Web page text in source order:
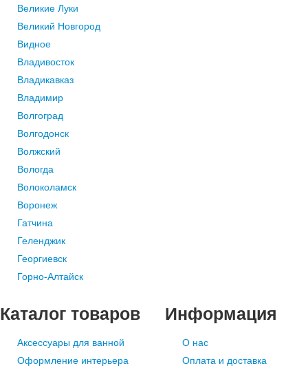
Великие Луки
Великий Новгород
Видное
Владивосток
Владикавказ
Владимир
Волгоград
Волгодонск
Волжский
Вологда
Волоколамск
Воронеж
Гатчина
Геленджик
Георгиевск
Горно-Алтайск
Каталогтоваров
Аксессуары для ванной
Оформление интерьера
Информация
О нас
Оплата и доставка